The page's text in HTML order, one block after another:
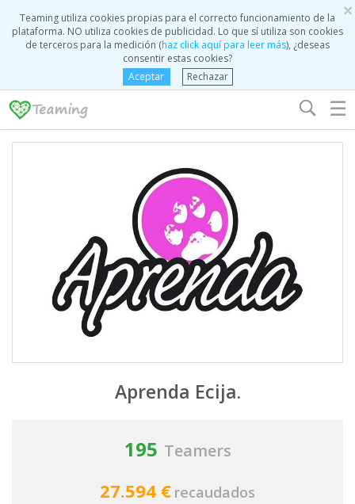
×
Teaming utiliza cookies propias para el correcto funcionamiento de la
plataforma. NO utiliza cookies de publicidad. Lo que sí utiliza son cookies
de terceros para la medición (haz click aquí para leer más), ¿deseas
consentir estas cookies?
Aceptar
Rechazar
☰
Aprenda Ecija.
195 Teamers
27.594 € recaudados